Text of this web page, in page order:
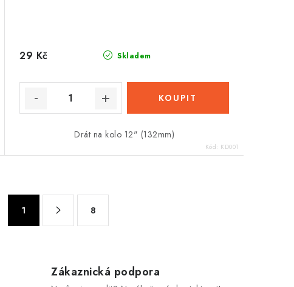
Skladem
29 Kč
Drát na kolo 12" (132mm)
Kód: KD001
1 8
Zákaznická podpora